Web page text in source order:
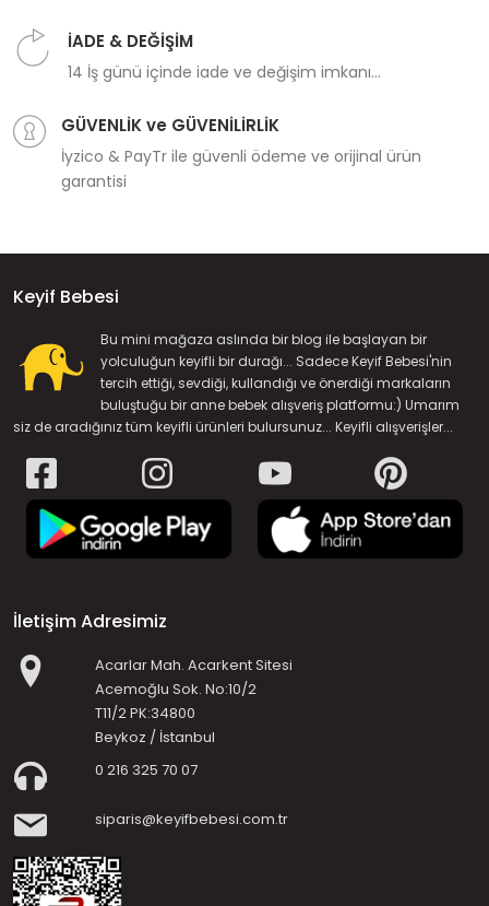
İADE & DEĞİŞİM
14 İş günü içinde iade ve değişim imkanı...
GÜVENLİK ve GÜVENİLİRLİK
İyzico & PayTr ile güvenli ödeme ve orijinal ürün
garantisi
Keyif Bebesi
Bu mini mağaza aslında bir blog ile başlayan bir
yolculuğun keyifli bir durağı... Sadece Keyif Bebesi'nin
tercih ettiği, sevdiği, kullandığı ve önerdiği markaların
buluştuğu bir anne bebek alışveriş platformu:) Umarım
siz de aradığınız tüm keyifli ürünleri bulursunuz... Keyifli alışverişler...
İletişim Adresimiz
Acarlar Mah. Acarkent Sitesi
Acemoğlu Sok. No:10/2
T11/2 PK:34800
Beykoz / İstanbul
0 216 325 70 07
siparis@keyifbebesi.com.tr